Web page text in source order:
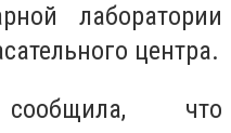
лаборатории
центра.
что